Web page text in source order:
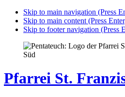
Skip to main navigation (Press
Skip to main content (Press
Skip to footer navigation (Press
Pfarrei St.